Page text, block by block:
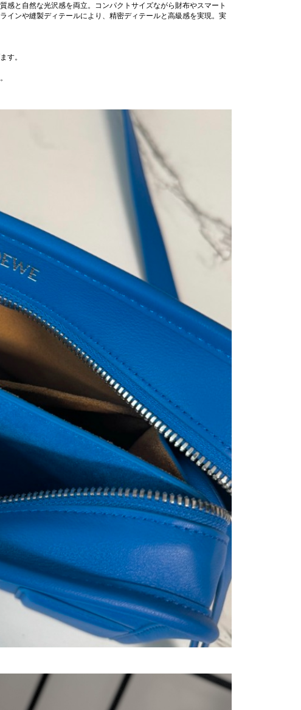
と自然な光沢感を両立。コンパクトサイズながら財布やスマート
インや縫製ディテールにより、精密ディテールと高級感を実現。実
す。